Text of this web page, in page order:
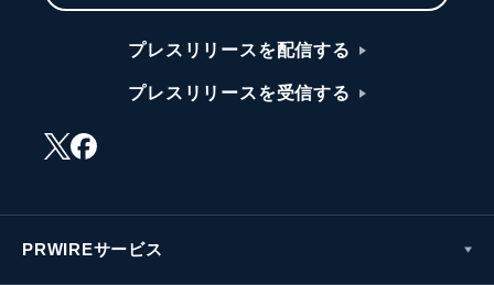
プレスリリースを配信する
プレスリリースを受信する
PRWIREサービス